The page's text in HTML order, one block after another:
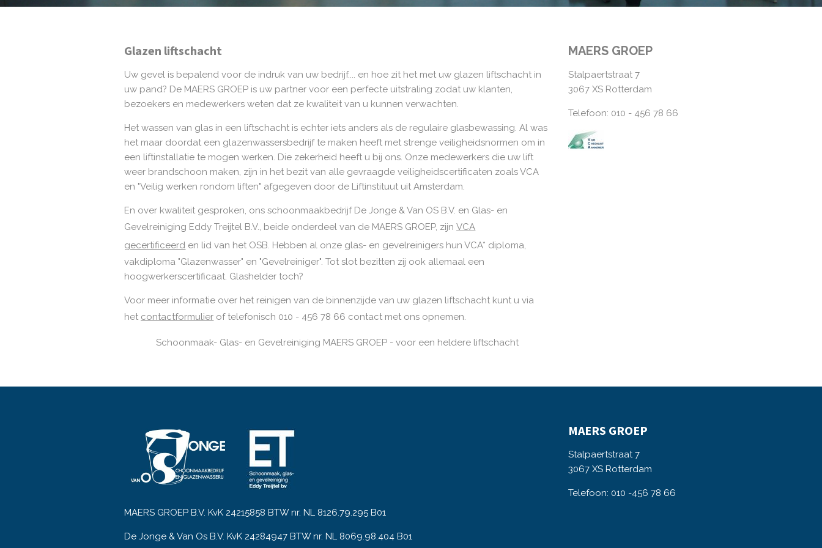
Glazen liftschacht
Uw gevel is bepalend voor de indruk van uw bedrijf.... en hoe zit het met uw glazen liftschacht in
uw pand? De MAERS GROEP is uw partner voor een perfecte uitstraling zodat uw klanten,
bezoekers en medewerkers weten dat ze kwaliteit van u kunnen verwachten.
Het wassen van glas in een liftschacht is echter iets anders als de regulaire glasbewassing. Al was
het maar doordat een glazenwassersbedrijf te maken heeft met strenge veiligheidsnormen om in
een liftinstallatie te mogen werken. Die zekerheid heeft u bij ons. Onze medewerkers die uw lift
weer brandschoon maken, zijn in het bezit van alle gevraagde veiligheidscertificaten zoals VCA
en "Veilig werken rondom liften" afgegeven door de Liftinstituut uit Amsterdam.
En over kwaliteit gesproken, ons schoonmaakbedrijf De Jonge & Van OS B.V. en Glas- en
Gevelreiniging Eddy Treijtel B.V., beide onderdeel van de MAERS GROEP, zijn VCA
gecertificeerd en lid van het OSB. Hebben al onze glas- en gevelreinigers hun VCA* diploma,
vakdiploma "Glazenwasser" en "Gevelreiniger". Tot slot bezitten zij ook allemaal een
hoogwerkerscertificaat. Glashelder toch?
Voor meer informatie over het reinigen van de binnenzijde van uw glazen liftschacht kunt u via
het contactformulier of telefonisch 010 - 456 78 66 contact met ons opnemen.
Schoonmaak- Glas- en Gevelreiniging MAERS GROEP - voor een heldere liftschacht
MAERS GROEP
Stalpaertstraat 7
3067 XS Rotterdam
Telefoon: 010 - 456 78 66
MAERS GROEP B.V. KvK 24215858 BTW nr. NL 8126.79.295 B01
De Jonge & Van Os B.V. KvK 24284947 BTW nr. NL 8069.98.404 B01
MAERS GROEP
Stalpaertstraat 7
3067 XS Rotterdam
Telefoon: 010 -456 78 66